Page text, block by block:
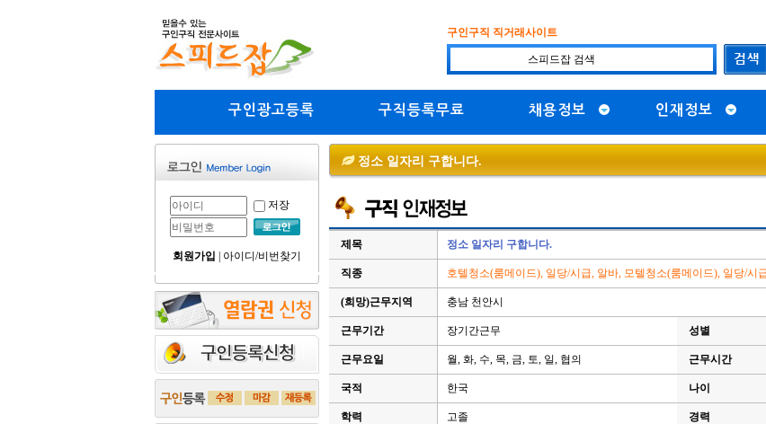
구인구직 직거래사이트
구인광고등록 구직등록무료 채용정보 인재정보
저장
회원가입 아이디/비번찾기
정소 일자리 구합니다.
제목 정소 일자리 구합니다.
직종 호텔청소(룸메이드), 일당/시급, 알바, 모텔청소(룸메이드), 일당/시
(희망)근무지역 충남 천안시
근무기간 장기간근무 성별
근무요일 월, 화, 수, 목, 금, 토, 일, 협의 근무시간
국적 한국 나이
학력 고졸 경력